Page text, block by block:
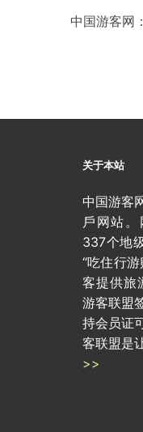
中国游客网
关于本站
中国游客
戶网站
337个地
“吃住行
客提供旅
游客联盟
持会员证
客联盟是
>>